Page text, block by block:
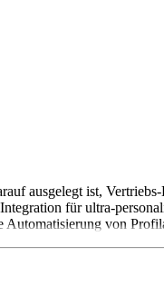
ausgelegt ist,
für ultra-
von